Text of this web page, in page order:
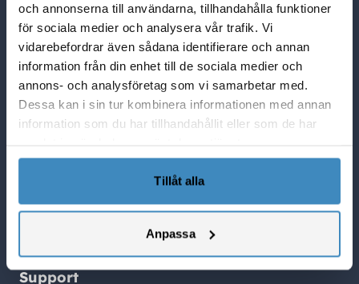
och annonserna till användarna, tillhandahålla funktioner
för sociala medier och analysera vår trafik. Vi
vidarebefordrar även sådana identifierare och annan
information från din enhet till de sociala medier och
annons- och analysföretag som vi samarbetar med.
Dessa kan i sin tur kombinera informationen med annan
information som du har tillhandahållit eller som de har
Tillåt alla
Anpassa
Lösningar i NetSuite
Vad Netsuite kan göra för er
SuiteCorner Privacy Policy
SuiteCorner License Agreement
SuiteCorner List Prices
Contact Us
Birger Jarlsgatan 2, plan 5
Tel: +46 (0)8 505 65 210
contact@suitecorner.com
Support